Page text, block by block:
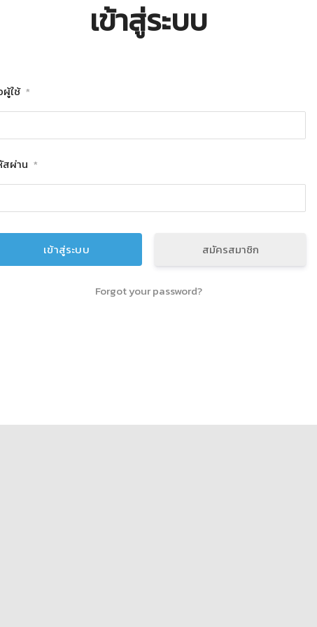
เข้าสู่ระบบ
ใช้ *
สผ่าน *
สมัครสมาชิก
Forgot your password?